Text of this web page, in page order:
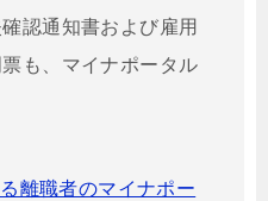
認通知書および雇用
も、マイナポータル
離職者のマイナポー